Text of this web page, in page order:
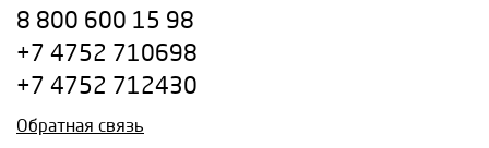
8 800 600 15 98
+7 4752 710698
+7 4752 712430
Обратная связь